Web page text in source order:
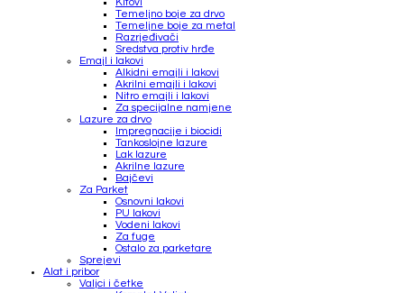
Temeljno boje za drvo
Temeljne boje za metal
Razrjeđivači
Sredstva protiv hrđe
Emajl i lakovi
Alkidni emajli i lakovi
Akrilni emajli i lakovi
Nitro emajli i lakovi
Za specijalne namjene
Lazure za drvo
Impregnacije i biocidi
Tankoslojne lazure
Lak lazure
Akrilne lazure
Bajčevi
Za Parket
Osnovni lakovi
PU lakovi
Vodeni lakovi
Za fuge
Ostalo za parketare
Sprejevi
Alat i pribor
Valjci i četke